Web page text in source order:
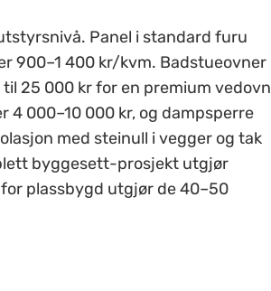
Panel i standard furu
900–1 400 kr/kvm. Badstueovner
25 000 kr for en premium vedovn
4 000–10 000 kr, og dampsperre
med steinull i vegger og tak
byggesett-prosjekt utgjør
plassbygd utgjør de 40–50